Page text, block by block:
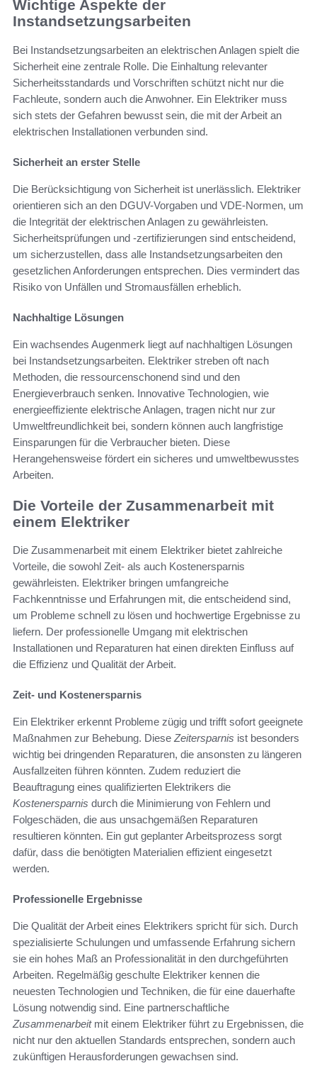
Wichtige Aspekte der
Instandsetzungsarbeiten
Bei Instandsetzungsarbeiten an elektrischen Anlagen spielt die
Sicherheit eine zentrale Rolle. Die Einhaltung relevanter
Sicherheitsstandards und Vorschriften schützt nicht nur die
Fachleute, sondern auch die Anwohner. Ein Elektriker muss
sich stets der Gefahren bewusst sein, die mit der Arbeit an
elektrischen Installationen verbunden sind.
Sicherheit an erster Stelle
Die Berücksichtigung von Sicherheit ist unerlässlich. Elektriker
orientieren sich an den DGUV-Vorgaben und VDE-Normen, um
die Integrität der elektrischen Anlagen zu gewährleisten.
Sicherheitsprüfungen und -zertifizierungen sind entscheidend,
um sicherzustellen, dass alle Instandsetzungsarbeiten den
gesetzlichen Anforderungen entsprechen. Dies vermindert das
Risiko von Unfällen und Stromausfällen erheblich.
Nachhaltige Lösungen
Ein wachsendes Augenmerk liegt auf nachhaltigen Lösungen
bei Instandsetzungsarbeiten. Elektriker streben oft nach
Methoden, die ressourcenschonend sind und den
Energieverbrauch senken. Innovative Technologien, wie
energieeffiziente elektrische Anlagen, tragen nicht nur zur
Umweltfreundlichkeit bei, sondern können auch langfristige
Einsparungen für die Verbraucher bieten. Diese
Herangehensweise fördert ein sicheres und umweltbewusstes
Arbeiten.
Die Vorteile der Zusammenarbeit mit
einem Elektriker
Die Zusammenarbeit mit einem Elektriker bietet zahlreiche
Vorteile, die sowohl Zeit- als auch Kostenersparnis
gewährleisten. Elektriker bringen umfangreiche
Fachkenntnisse und Erfahrungen mit, die entscheidend sind,
um Probleme schnell zu lösen und hochwertige Ergebnisse zu
liefern. Der professionelle Umgang mit elektrischen
Installationen und Reparaturen hat einen direkten Einfluss auf
die Effizienz und Qualität der Arbeit.
Zeit- und Kostenersparnis
Ein Elektriker erkennt Probleme zügig und trifft sofort geeignete
Maßnahmen zur Behebung. Diese Zeitersparnis ist besonders
wichtig bei dringenden Reparaturen, die ansonsten zu längeren
Ausfallzeiten führen könnten. Zudem reduziert die
Beauftragung eines qualifizierten Elektrikers die
Kostenersparnis durch die Minimierung von Fehlern und
Folgeschäden, die aus unsachgemäßen Reparaturen
resultieren könnten. Ein gut geplanter Arbeitsprozess sorgt
dafür, dass die benötigten Materialien effizient eingesetzt
werden.
Professionelle Ergebnisse
Die Qualität der Arbeit eines Elektrikers spricht für sich. Durch
spezialisierte Schulungen und umfassende Erfahrung sichern
sie ein hohes Maß an Professionalität in den durchgeführten
Arbeiten. Regelmäßig geschulte Elektriker kennen die
neuesten Technologien und Techniken, die für eine dauerhafte
Lösung notwendig sind. Eine partnerschaftliche
Zusammenarbeitmit einem Elektriker führt zu Ergebnissen, die
nicht nur den aktuellen Standards entsprechen, sondern auch
zukünftigen Herausforderungen gewachsen sind.